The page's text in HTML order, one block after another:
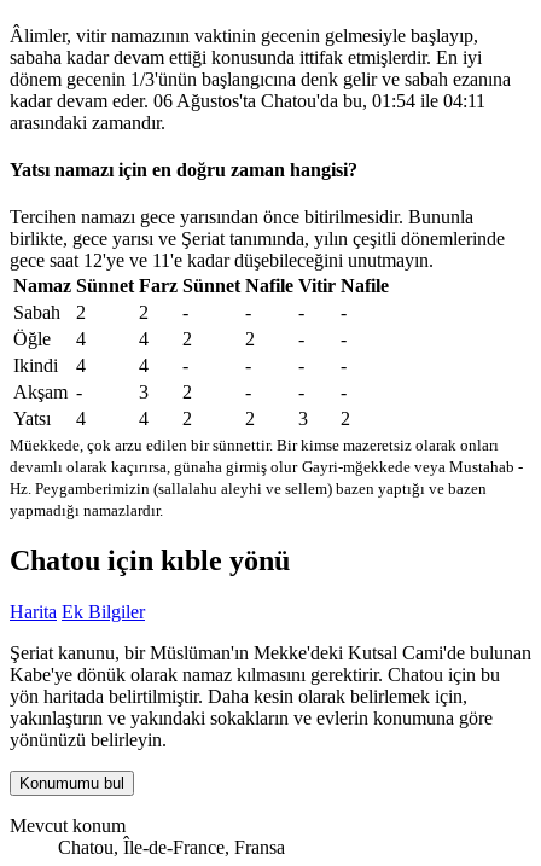
Âlimler, vitir namazının vaktinin gecenin gelmesiyle başlayıp,
sabaha kadar devam ettiği konusunda ittifak etmişlerdir. En iyi
dönem gecenin 1/3'ünün başlangıcına denk gelir ve sabah ezanına
kadar devam eder. 06 Ağustos'ta Chatou'da bu, 01:54 ile 04:11
arasındaki zamandır.
Yatsı namazı için en doğru zaman hangisi?
Tercihen namazı gece yarısından önce bitirilmesidir. Bununla
birlikte, gece yarısı ve Şeriat tanımında, yılın çeşitli dönemlerinde
gece saat 12'ye ve 11'e kadar düşebileceğini unutmayın.
Namaz Sünnet Farz Sünnet Nafile Vitir Nafile
Sabah
2 2 - - -
-
Öğle
4 4 2 2 -
-
Ikindi
4 4 - - -
-
Akşam - 3 2 - -
-
Yatsı
4 4 2 2 3 2
Müekkede, çok arzu edilen bir sünnettir. Bir kimse mazeretsiz olarak onları
devamlı olarak kaçırırsa, günaha girmiş olur Gayri-mğekkede veya Mustahab -
Hz. Peygamberimizin (sallalahu aleyhi ve sellem) bazen yaptığı ve bazen
yapmadığı namazlardır.
Chatou için kıble yönü
Harita Ek Bilgiler
Şeriat kanunu, bir Müslüman'ın Mekke'deki Kutsal Cami'de bulunan
Kabe'ye dönük olarak namaz kılmasını gerektirir. Chatou için bu
yön haritada belirtilmiştir. Daha kesin olarak belirlemek için,
yakınlaştırın ve yakındaki sokakların ve evlerin konumuna göre
yönünüzü belirleyin.
Konumumu bul
Mevcut konum
Chatou, Île-de-France, Fransa